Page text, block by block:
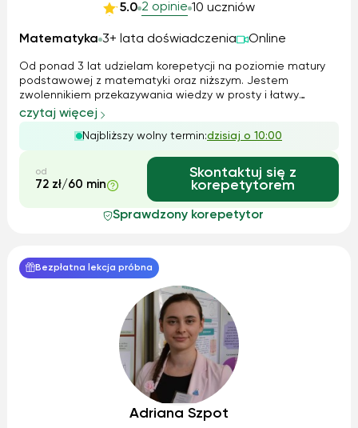
5.0 2 opinie 10 uczniów
Matematyka 3+ lata doświadczenia Online
Od ponad 3 lat udzielam korepetycji na poziomie matury
podstawowej z matematyki oraz niższym. Jestem
zwolennikiem przekazywania wiedzy w prosty i łatwy
sposób. Nie lubię niepotrzebnego komplikowania zadań jak
często ma to miejsce w szkole. Wytłumaczę Ci zadanie
krok po kroku, żebyś mogła/mógł wszyst...
czytaj więcej
Najbliższy wolny termin:dzisiaj o 10:00
od
72 zł/60 min
Skontaktuj się z
korepetytorem
Sprawdzony korepetytor
Bezpłatna lekcja próbna
Adriana Szpot